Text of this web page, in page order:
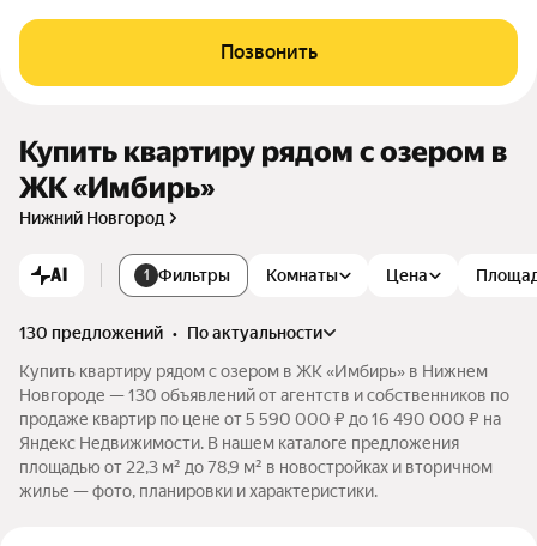
Позвонить
Купить квартиру рядом с озером в
ЖК «Имбирь»
Нижний Новгород
AI 1 Фильтры Комнаты Цена
130 предложений •
по актуальности
Купить квартиру рядом с озером в ЖК «Имбирь» в Нижнем
Новгороде — 130 объявлений от агентств и собственников по
продаже квартир по цене от 5 590 000 ₽ до 16 490 000 ₽ на
Яндекс Недвижимости. В нашем каталоге предложения
площадью от 22,3 м² до 78,9 м² в новостройках и вторичном
жилье — фото, планировки и характеристики.